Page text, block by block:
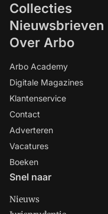
Collecties
Nieuwsbrieven
Over Arbo
Arbo Academy
Digitale Magazines
Klantenservice
Contact
Adverteren
Vacatures
Boeken
Snel naar
Nieuws